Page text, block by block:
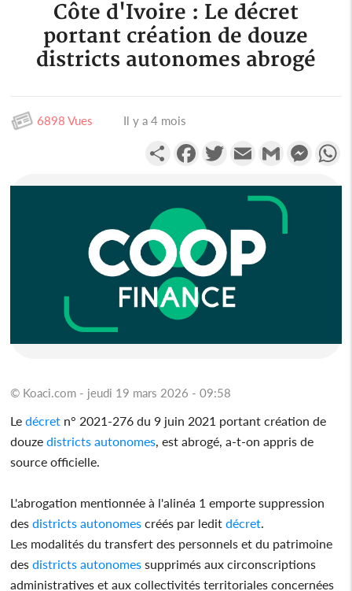
Côte d'Ivoire : Le décret
portant création de douze
districts autonomes abrogé
6898 Vues Il y a 4 mois
PartagerFacebookTwitterEmail Gmail
© Koaci.com - jeudi 19 mars 2026 - 09:58
Ledécret n° 2021-276 du 9 juin 2021 portant création de
douzedistricts autonomes , est abrogé, a-t-on appris de
source officielle.
L'abrogation mentionnée à l'alinéa 1 emporte suppression
desdistricts autonomes créés par leditdécret
Les modalités du transfert des personnels et du patrimoine
desdistricts autonomes supprimés aux circonscriptions
administratives et aux collectivités territoriales concernées